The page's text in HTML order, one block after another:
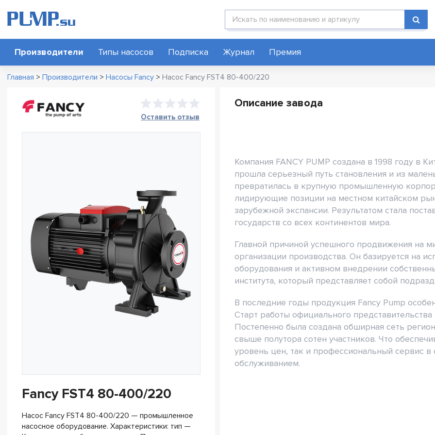
Поиск по каталогу
Производители Типы насосов Подписка Журнал Премия
Главная > Производители > Насосы Fancy > Насос Fancy FST4 80-400/220
Оставить отзыв
Fancy FST4 80-400/220
Насос Fancy FST4 80-400/220 — промышленное
насосное оборудование. Характеристики: тип —
Описание завода
Компания FANCY PUMP создана в 1998 году в
прошла серьезный путь становления и из
превратилась в крупную промышленную
лидирующие позиции на местном китайском
зарубежной экспансии. Результатом стала
государств со всех континентов мира.
Главной причиной успешного продвижения на
организации производства. Он базируется на
оборудования и активном внедрении
института, который представляет собой
В последние годы продукция Fancy Pump
Старт работы официального
Постепенно была создана обширная сеть
свыше полутора сотен участников. Что
уровень цен, так и профессиональный сервис в
обслуживанием.